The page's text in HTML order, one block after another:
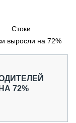
Стоки
выросли на 72%
72%